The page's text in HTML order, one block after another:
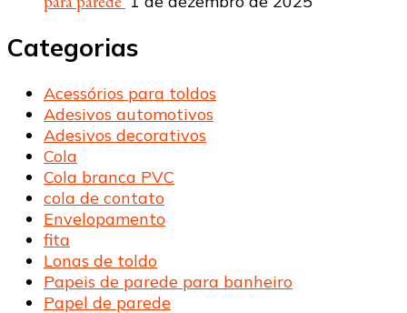
Categorias
Acessórios para toldos
Adesivos automotivos
Adesivos decorativos
Cola
Cola branca PVC
cola de contato
Envelopamento
fita
Lonas de toldo
Papeis de parede para banheiro
Papel de parede